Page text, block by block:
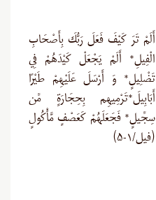
أَلَمْ تَرَ كَيْفَ فَعَلَ رَبُّكَ بِأَصْحَابِ
الْفِيلِ* أَلَمْ يَجْعَلْ كَيْدَهُمْ فِي
تَضْلِيلٍ* وَ أَرْسَلَ عَلَيْهِمْ طَيْرًا
أَبَابِيلَ*تَرْمِيهِم بِحِجَارَةٍ مِّن
سِجِّيلٍ* فَجَعَلَهُمْ كَعَصْفٍ مَّأْكُولٍ
(فیل/۱-۵)